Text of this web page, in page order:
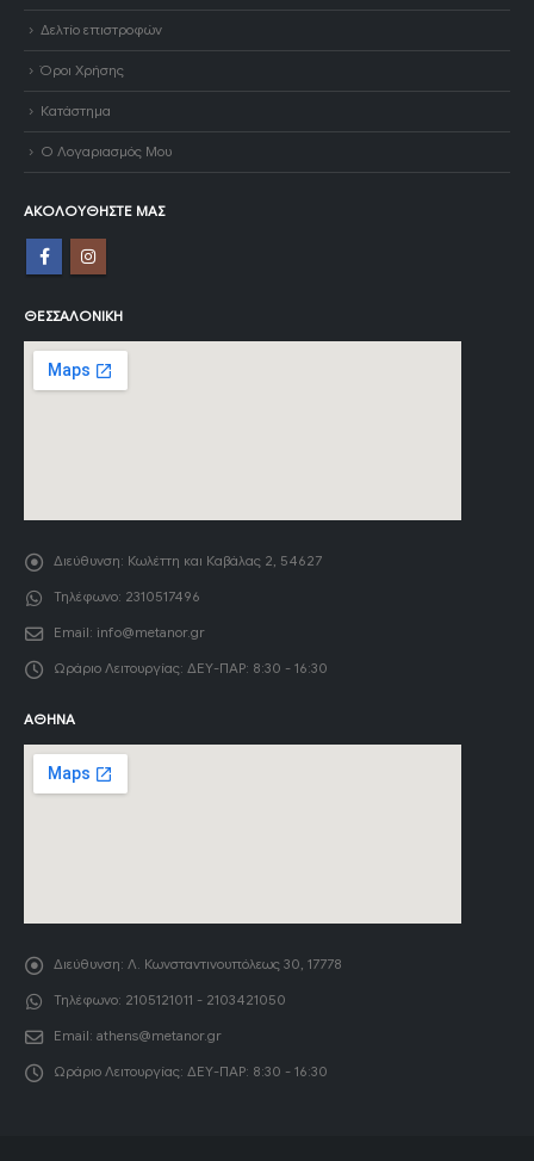
Δελτίο επιστροφών
Όροι Χρήσης
Κατάστημα
Ο Λογαριασμός Μου
ΑΚΟΛΟΥΘΉΣΤΕ ΜΑΣ
ΘΕΣΣΑΛΟΝΊΚΗ
Διεύθυνση: Κωλέττη και Καβάλας 2, 54627
Τηλέφωνο: 2310517496
Email: info@metanor.gr
Ωράριο Λειτουργίας: ΔΕΥ-ΠΑΡ: 8:30 - 16:30
ΑΘΉΝΑ
Διεύθυνση: Λ. Κωνσταντινουπόλεως 30, 17778
Τηλέφωνο: 2105121011 - 2103421050
Email: athens@metanor.gr
Ωράριο Λειτουργίας: ΔΕΥ-ΠΑΡ: 8:30 - 16:30